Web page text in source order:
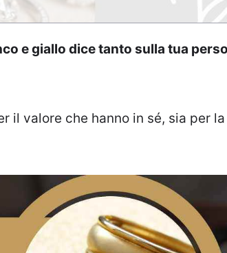
e giallo dice tanto sulla tua
il valore che hanno in sé, sia per